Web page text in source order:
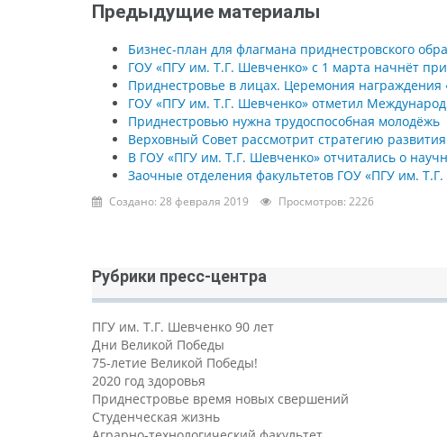
Предыдущие материалы
Бизнес-план для флагмана приднестровского
ГОУ «ПГУ им. Т.Г. Шевченко» с 1 марта начнёт
Приднестровье в лицах. Церемония награждения
ГОУ «ПГУ им. Т.Г. Шевченко» отметил
Приднестровью нужна трудоспособная молодёжь
Верховный Совет рассмотрит стратегию
В ГОУ «ПГУ им. Т.Г. Шевченко» отчитались о
Заочные отделения факультетов ГОУ «ПГУ им.
Создано: 28 февраля 2019 Просмотров: 2226
Рубрики пресс-центра
ПГУ им. Т.Г. Шевченко 90 лет
Дни Великой Победы
75-летие Великой Победы!
2020 год здоровья
Приднестровье время новых свершений
Студенческая жизнь